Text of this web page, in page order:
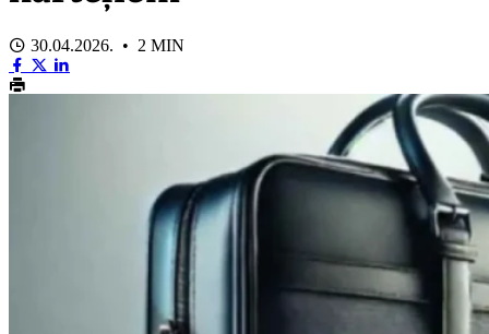
30.04.2026. • 2 MIN